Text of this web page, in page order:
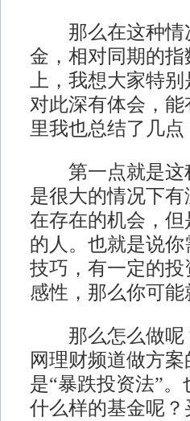
那么在这种情
金，相对同期的
上，我想大家特
对此深有体会，
里我也总结了几点
第一点就是这
是很大的情况下
在存在的机会，
的人。也就是说
技巧，有一定的
感性，那么你可
那么怎么做呢
网理财频道做方
是“暴跌投资法”
什么样的基金呢